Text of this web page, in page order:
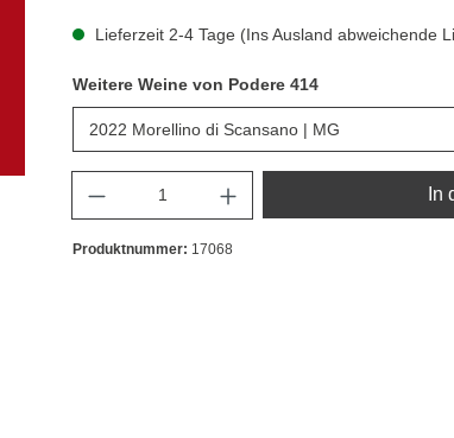
Lieferzeit 2-4 Tage (Ins Ausland abweichende
Weitere Weine von Podere 414
In
Produktnummer: 17068